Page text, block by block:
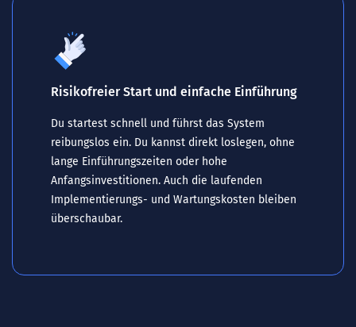
Risikofreier Start und einfache Einführung
Du startest schnell und führst das System
reibungslos ein. Du kannst direkt loslegen, ohne
lange Einführungszeiten oder hohe
Anfangsinvestitionen. Auch die laufenden
Implementierungs- und Wartungskosten bleiben
überschaubar.